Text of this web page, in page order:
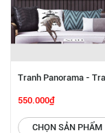
Tranh Panorama -
Cảnh Yên Bình SGP
550.000₫
CHỌN SẢN PHẨM